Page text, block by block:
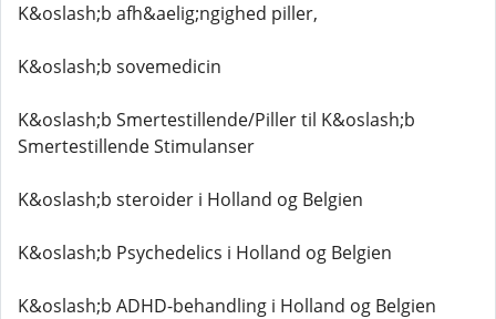
K&oslash;b afh&aelig;ngighed piller,
K&oslash;b sovemedicin
K&oslash;b Smertestillende/Piller til K&oslash;b
Smertestillende Stimulanser
K&oslash;b steroider i Holland og Belgien
K&oslash;b Psychedelics i Holland og Belgien
K&oslash;b ADHD-behandling i Holland og Belgien